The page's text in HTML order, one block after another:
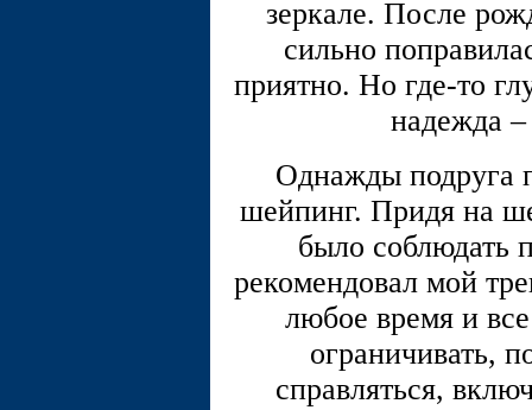
зеркале. После
сильно
приятно. Но где-то
надежда
Однажды подруга
шейпинг. Придя на
было соблюдать
рекомендовал мой
любое время и
ограничивать,
справляться,